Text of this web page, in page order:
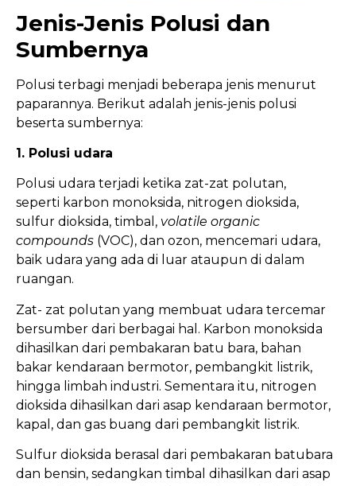
Jenis-Jenis Polusi dan
Sumbernya
Polusi terbagi menjadi beberapa jenis menurut
paparannya. Berikut adalah jenis-jenis polusi
beserta sumbernya:
1. Polusi udara
Polusi udara terjadi ketika zat-zat polutan,
seperti karbon monoksida, nitrogen dioksida,
sulfur dioksida, timbal, volatile organic
compounds (VOC), dan ozon, mencemari udara,
baik udara yang ada di luar ataupun di dalam
ruangan.
Zat- zat polutan yang membuat udara tercemar
bersumber dari berbagai hal. Karbon monoksida
dihasilkan dari pembakaran batu bara, bahan
bakar kendaraan bermotor, pembangkit listrik,
hingga limbah industri. Sementara itu, nitrogen
dioksida dihasilkan dari asap kendaraan bermotor,
kapal, dan gas buang dari pembangkit listrik.
Sulfur dioksida berasal dari pembakaran batubara
dan bensin, sedangkan timbal dihasilkan dari asap